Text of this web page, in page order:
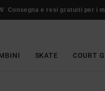
Consegna e resi gratuiti per i
SKATE COURT